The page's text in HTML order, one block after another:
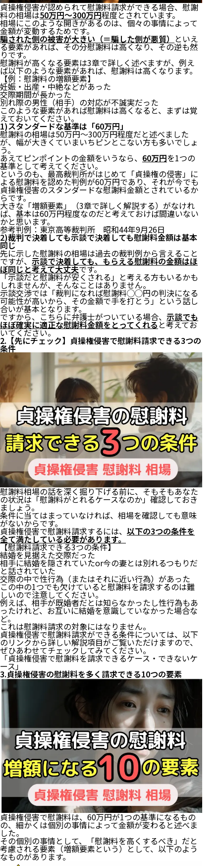
貞操権侵害が認められて慰謝料請求ができる場合、慰謝
料の相場は50万円〜300万円程度とされています。
相場にこのような開きがあるのは、個々の事情によって
金額が変動するためです。
騙された側の被害が大きい（＝騙した側が悪質） といえ
る要素があれば、その分慰謝料は高くなり、その逆も然
りです。
慰謝料が高くなる要素は3章で詳しく述べますが、例え
ば以下のような要素があれば、慰謝料は高くなります。
【例：慰謝料の増額要素】
妊娠・出産・中絶などがあった
交際期間が長かった
別れ際の男性（相手）の対応が不誠実だった
このような要素があれば慰謝料は高くなると、まずは覚
えておいてください。
1)スタンダードな基準は「60万円」
慰謝料の相場は50万円〜300万円程度だと述べました
が、幅が大きくていまいちピンとこない方も多いでしょ
う。
あえてピンポイントの金額をいうなら、 60万円を1つの
基準として考えてください。
というのも、最高裁判所がはじめて「貞操権の侵害」に
よる慰謝料を認めた判例が60万円であり、それが今でも
貞操権侵害のスタンダードな慰謝料金額とされているか
らです。
大きな「増額要素」（3章で詳しく解説する）がなけれ
ば、基本は60万円程度なのだと考えておけば間違いない
かと思います。
参考判例： 東京高等裁判所 昭和44年9月26日
2)裁判で決着しても示談で決着しても慰謝料金額は基本
同じ
先に示した慰謝料の相場は過去の裁判例から言えること
ですが、 示談で決着しても、もらえる慰謝料の金額はほ
ぼ同じと考えて大丈夫です。
「示談だと慰謝料が安くされる」と考える方もいるかも
しれませんが、そんなことはありません。
示談交渉では「裁判になれば慰謝料◯◯円の判決になる
可能性が高いから、その金額で手を打とう」という話し
合いが基本となります。
ですから、こちらに弁護士がついている場合、 示談でも
ほぼ確実に適正な慰謝料金額をとってくれると考えてお
いてください。
2.【先にチェック】貞操権侵害で慰謝料請求できる3つの
条件
慰謝料相場の話を深く掘り下げる前に、そもそもあなた
の状況は「慰謝料がとれるケースなのか」確認しておき
ましょう。
条件に当てはまっていなければ、相場を確認しても意味
がないからです。
貞操権侵害で慰謝料請求するには、 以下の3つの条件を
全て満たしている必要があります。
【慰謝料請求できる3つの条件】
結婚を見据えた交際だった
相手に結婚を隠されていたor今の妻とは別れるつもりだ
と話されていた
交際の中で性行為（またはそれに近い行為）があった
この中の1つでも欠けていると慰謝料を請求するのは難
しいので注意してください。
例えば、相手が既婚者だとは知らなかったし性行為もあ
ったけれど、お互いに結婚を意識していなかった場合な
ど。
これは慰謝料請求の対象にはなりません。
貞操権侵害で慰謝料請求ができる条件については、以下
のリンクから詳しい解説項目がご覧いただけますので、
ぜひあわせてチェックしてみてください。
「貞操権侵害で慰謝料を請求できるケース・できないケ
ース」
3.貞操権侵害の慰謝料を多く請求できる10つの要素
貞操権侵害で慰謝料は、60万円が1つの基準になるもの
の、細かくは個別の事情によって金額が変わると述べま
した。
その個別の事情として、「慰謝料を高くするべき」だと
考慮される要素（増額要素という）として、以下のよう
なものがあります。